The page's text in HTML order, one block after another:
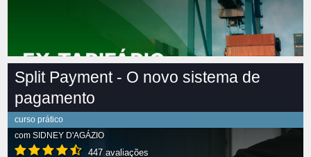
Split Payment - O novo sistema de
pagamento
curso prático
com SIDNEY D'AGÁZIO
447 avaliações